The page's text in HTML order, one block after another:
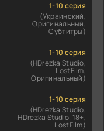
1-10 серия
(Украинский,
Оригинальный,
Субтитры)
1-10 серия
(HDrezka Studio,
LostFilm,
Оригинальный)
1-10 серия
(HDrezka Studio,
HDrezka Studio. 18+,
LostFilm)